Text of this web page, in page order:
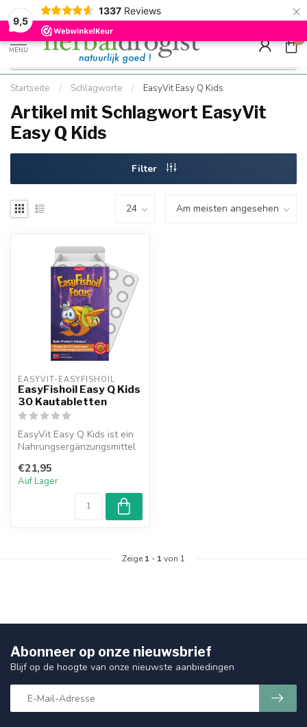
9,5
1337 Reviews ×
Kostenloser DE-Versand ab Mindestbestellwert |
Schnell geliefert
Minimum
Hızlı
MENU
0
Startseite / Schlagworte / EasyVit Easy Q Kids
Artikel mit Schlagwort EasyVit
Easy Q Kids
Filter
EASYVIT-EASYFISHOIL
EasyFishoil Easy Q Kids
30 Kautabletten
EasyVit Easy Q Kids ist ein
Nahrungsergänzungsmittel
€21,95
Auf Lager
Zeige 1 - 1von 1
Abonneer op onze nieuwsbrief
Blijf op de hoogte van onze nieuwste aanbiedingen